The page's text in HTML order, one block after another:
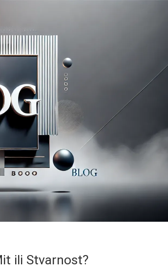
ili Stvarnost?